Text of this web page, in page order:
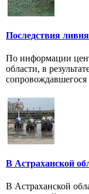
Последствия
По информации
области, в
В Астраханской
В Астраханской